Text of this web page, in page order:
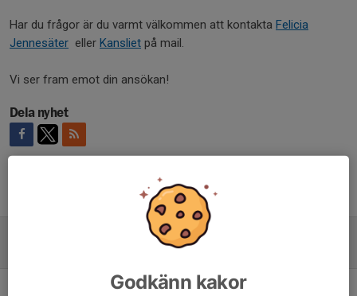
Har du frågor är du varmt välkommen att kontakta Felicia
Jennesäter eller Kansliet på mail.
Vi ser fram emot din ansökan!
Dela nyhet
Ansökan till Ung Ledare - Innebandy
Godkänn kakor